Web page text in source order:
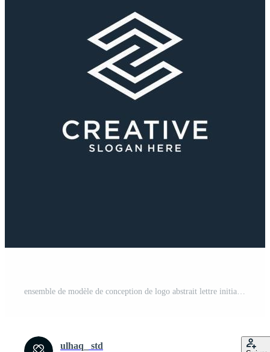
ensemble de modèle de conception de logo abstrait lettre initiale z. icônes pour les affaires de luxe, élégantes, simples. vecteur premium Vecteur Gratuit
ulhaq_ std